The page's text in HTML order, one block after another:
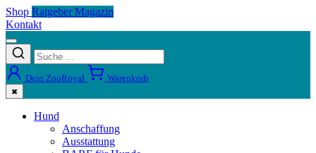
Shop Ratgeber Magazin
Kontakt
Dein ZooRoyal Warenkorb
✖
Hund
Anschaffung
Ausstattung